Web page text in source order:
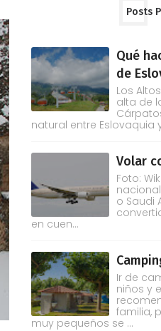
Posts
Qué
de
Los
alta de
natural entre Eslovaquia
Volar
Foto:
o Saudi
en cuen...
Ir de
niños y
familia,
muy pequeños se ...